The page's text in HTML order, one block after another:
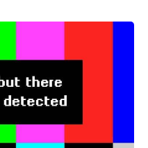
росту, полугодовой